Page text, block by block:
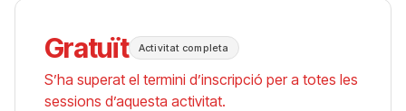
Gratuït Activitat completa
S’ha superat el termini d’inscripció per a totes les
sessions d’aquesta activitat.